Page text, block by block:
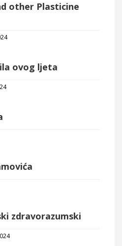
other Plasticine
ovog ljeta
zdravorazumski